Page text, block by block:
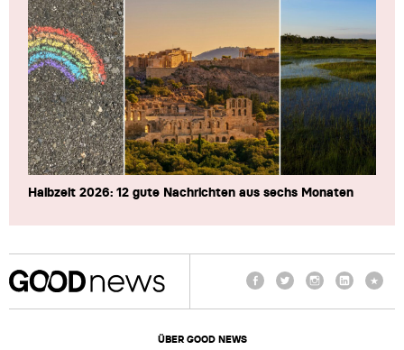
Halbzeit 2026: 12 gute Nachrichten aus sechs Monaten
ÜBER GOOD NEWS